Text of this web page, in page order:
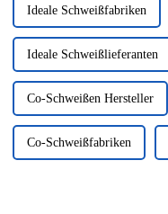
Ideale Schweißfabriken
Ideale Schweißlieferanten
Co-Schweißen Hersteller
Co-Schweißfabriken